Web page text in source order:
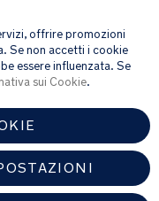
ISCRIVITI
via e-mail la nostra
che potrebbero
consulta la
offrire promozioni
Se non accetti i cookie
essere influenzata. Se
sui Cookie.